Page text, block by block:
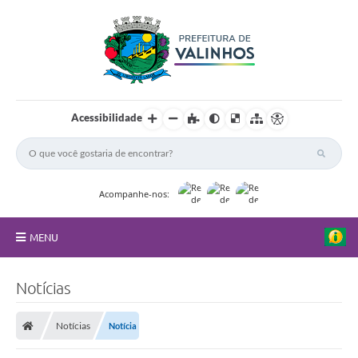
Acessibilidade
Acompanhe-nos:
MENU
Notícias
Notícias Notícia